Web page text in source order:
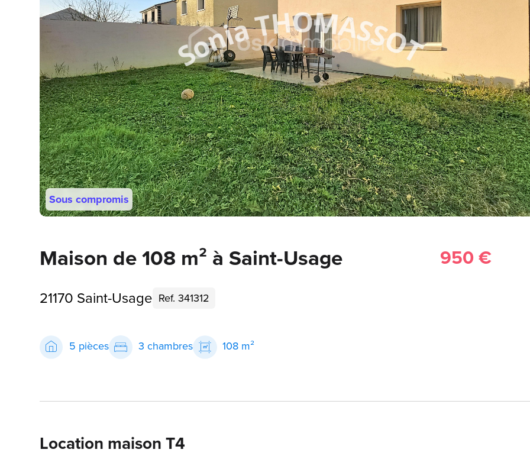
Sous compromis
Maison de 108 m² à Saint-Usage 950 €
21170 Saint-Usage Ref. 341312
5 pièces 3 chambres 108 m²
Location maison T4